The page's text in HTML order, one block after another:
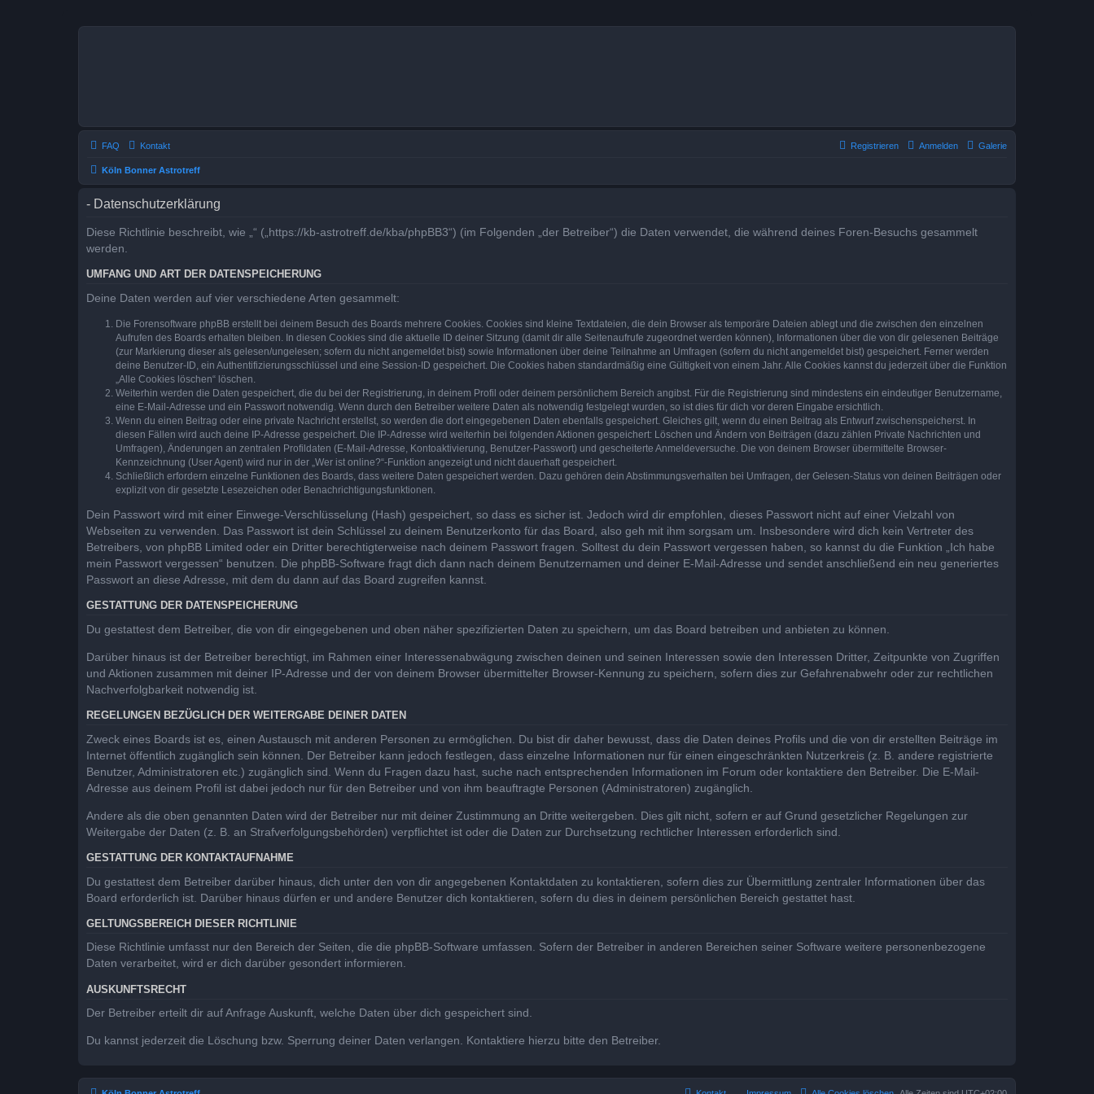
Galerie
FAQ Kontakt Anmelden
Registrieren
Köln Bonner Astrotreff
- Datenschutzerklärung
Diese Richtlinie beschreibt, wie „“ („https://kb-astrotreff.de/kba/phpBB3“) (im Folgenden „der Betreiber“) die Daten verwendet, die während deines Foren-Besuchs gesammelt
werden.
UMFANG UND ART DER DATENSPEICHERUNG
Deine Daten werden auf vier verschiedene Arten gesammelt:
Die Forensoftware phpBB erstellt bei deinem Besuch des Boards mehrere Cookies. Cookies sind kleine Textdateien, die dein Browser als temporäre Dateien ablegt und die zwischen den einzelnen
Aufrufen des Boards erhalten bleiben. In diesen Cookies sind die aktuelle ID deiner Sitzung (damit dir alle Seitenaufrufe zugeordnet werden können), Informationen über die von dir gelesenen Beiträge
(zur Markierung dieser als gelesen/ungelesen; sofern du nicht angemeldet bist) sowie Informationen über deine Teilnahme an Umfragen (sofern du nicht angemeldet bist) gespeichert. Ferner werden
deine Benutzer-ID, ein Authentifizierungsschlüssel und eine Session-ID gespeichert. Die Cookies haben standardmäßig eine Gültigkeit von einem Jahr. Alle Cookies kannst du jederzeit über die Funktion
„Alle Cookies löschen“ löschen.
Weiterhin werden die Daten gespeichert, die du bei der Registrierung, in deinem Profil oder deinem persönlichem Bereich angibst. Für die Registrierung sind mindestens ein eindeutiger Benutzername,
eine E-Mail-Adresse und ein Passwort notwendig. Wenn durch den Betreiber weitere Daten als notwendig festgelegt wurden, so ist dies für dich vor deren Eingabe ersichtlich.
Wenn du einen Beitrag oder eine private Nachricht erstellst, so werden die dort eingegebenen Daten ebenfalls gespeichert. Gleiches gilt, wenn du einen Beitrag als Entwurf zwischenspeicherst. In
diesen Fällen wird auch deine IP-Adresse gespeichert. Die IP-Adresse wird weiterhin bei folgenden Aktionen gespeichert: Löschen und Ändern von Beiträgen (dazu zählen Private Nachrichten und
Umfragen), Änderungen an zentralen Profildaten (E-Mail-Adresse, Kontoaktivierung, Benutzer-Passwort) und gescheiterte Anmeldeversuche. Die von deinem Browser übermittelte Browser-
Kennzeichnung (User Agent) wird nur in der „Wer ist online?“-Funktion angezeigt und nicht dauerhaft gespeichert.
Schließlich erfordern einzelne Funktionen des Boards, dass weitere Daten gespeichert werden. Dazu gehören dein Abstimmungsverhalten bei Umfragen, der Gelesen-Status von deinen Beiträgen oder
explizit von dir gesetzte Lesezeichen oder Benachrichtigungsfunktionen.
Dein Passwort wird mit einer Einwege-Verschlüsselung (Hash) gespeichert, so dass es sicher ist. Jedoch wird dir empfohlen, dieses Passwort nicht auf einer Vielzahl von
Webseiten zu verwenden. Das Passwort ist dein Schlüssel zu deinem Benutzerkonto für das Board, also geh mit ihm sorgsam um. Insbesondere wird dich kein Vertreter des
Betreibers, von phpBB Limited oder ein Dritter berechtigterweise nach deinem Passwort fragen. Solltest du dein Passwort vergessen haben, so kannst du die Funktion „Ich habe
mein Passwort vergessen“ benutzen. Die phpBB-Software fragt dich dann nach deinem Benutzernamen und deiner E-Mail-Adresse und sendet anschließend ein neu generiertes
Passwort an diese Adresse, mit dem du dann auf das Board zugreifen kannst.
GESTATTUNG DER DATENSPEICHERUNG
Du gestattest dem Betreiber, die von dir eingegebenen und oben näher spezifizierten Daten zu speichern, um das Board betreiben und anbieten zu können.
Darüber hinaus ist der Betreiber berechtigt, im Rahmen einer Interessenabwägung zwischen deinen und seinen Interessen sowie den Interessen Dritter, Zeitpunkte von Zugriffen
und Aktionen zusammen mit deiner IP-Adresse und der von deinem Browser übermittelter Browser-Kennung zu speichern, sofern dies zur Gefahrenabwehr oder zur rechtlichen
Nachverfolgbarkeit notwendig ist.
REGELUNGEN BEZÜGLICH DER WEITERGABE DEINER DATEN
Zweck eines Boards ist es, einen Austausch mit anderen Personen zu ermöglichen. Du bist dir daher bewusst, dass die Daten deines Profils und die von dir erstellten Beiträge im
Internet öffentlich zugänglich sein können. Der Betreiber kann jedoch festlegen, dass einzelne Informationen nur für einen eingeschränkten Nutzerkreis (z. B. andere registrierte
Benutzer, Administratoren etc.) zugänglich sind. Wenn du Fragen dazu hast, suche nach entsprechenden Informationen im Forum oder kontaktiere den Betreiber. Die E-Mail-
Adresse aus deinem Profil ist dabei jedoch nur für den Betreiber und von ihm beauftragte Personen (Administratoren) zugänglich.
Andere als die oben genannten Daten wird der Betreiber nur mit deiner Zustimmung an Dritte weitergeben. Dies gilt nicht, sofern er auf Grund gesetzlicher Regelungen zur
Weitergabe der Daten (z. B. an Strafverfolgungsbehörden) verpflichtet ist oder die Daten zur Durchsetzung rechtlicher Interessen erforderlich sind.
GESTATTUNG DER KONTAKTAUFNAHME
Du gestattest dem Betreiber darüber hinaus, dich unter den von dir angegebenen Kontaktdaten zu kontaktieren, sofern dies zur Übermittlung zentraler Informationen über das
Board erforderlich ist. Darüber hinaus dürfen er und andere Benutzer dich kontaktieren, sofern du dies in deinem persönlichen Bereich gestattet hast.
GELTUNGSBEREICH DIESER RICHTLINIE
Diese Richtlinie umfasst nur den Bereich der Seiten, die die phpBB-Software umfassen. Sofern der Betreiber in anderen Bereichen seiner Software weitere personenbezogene
Daten verarbeitet, wird er dich darüber gesondert informieren.
AUSKUNFTSRECHT
Der Betreiber erteilt dir auf Anfrage Auskunft, welche Daten über dich gespeichert sind.
Du kannst jederzeit die Löschung bzw. Sperrung deiner Daten verlangen. Kontaktiere hierzu bitte den Betreiber.